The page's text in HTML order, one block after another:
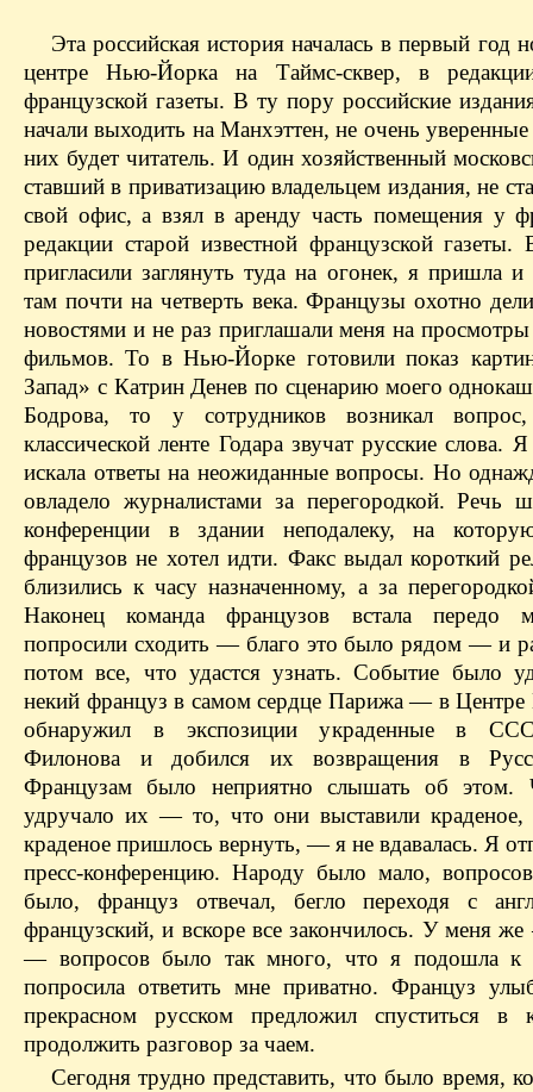
Эта российская история началась в первый год
центре Нью-Йорка на Таймc-cквер, в
французской газеты. В ту пору российские
начали выходить на Манхэттен, не очень
них будет читатель. И один хозяйственный
ставший в приватизацию владельцем издания, не
свой офис, а взял в аренду часть помещения у
редакции старой известной французской газеты.
пригласили заглянуть туда на огонек, я пришла и
там почти на четверть века. Французы охотно
новостями и не раз приглашали меня на
фильмов. То в Нью-Йорке готовили показ
Запад» с Катрин Денев по сценарию моего
Бодрова, то у сотрудников возникал
классической ленте Годара звучат русские слова. Я
искала ответы на неожиданные вопросы. Но
овладело журналистами за перегородкой. Речь
конференции в здании неподалеку, на
французов не хотел идти. Факс выдал короткий
близились к часу назначенному, а за
Наконец команда французов встала передо
попросили сходить — благо это было рядом — и
потом все, что удастся узнать. Событие было
некий француз в самом сердце Парижа — в
обнаружил в экспозиции украденные в
Филонова и добился их возвращения в
Французам было неприятно слышать об этом.
удручало их — то, что они выставили
краденое пришлось вернуть, — я не вдавалась. Я
пресс-конференцию. Народу было мало,
было, француз отвечал, бегло переходя с
французский, и вскоре все закончилось. У меня
— вопросов было так много, что я подошла к
попросила ответить мне приватно. Француз
прекрасном русском предложил спуститься
продолжить разговор за чаем.
Сегодня трудно представить, что было время,